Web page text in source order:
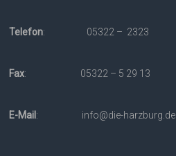
Telefon: 05322 – 2323
Fax: 05322 – 5 29 13
E-Mail: info@die-harzburg.de